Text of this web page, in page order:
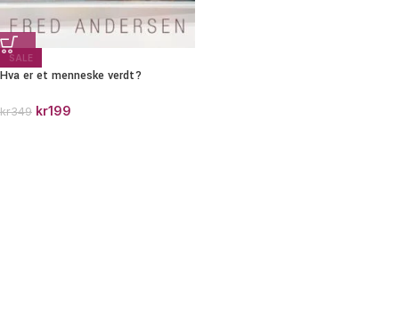
SALE
Hva er et menneske verdt?
kr349 kr199